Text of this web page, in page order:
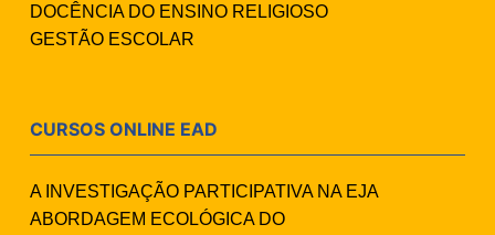
DOCÊNCIA DO ENSINO RELIGIOSO
GESTÃO ESCOLAR
CURSOS ONLINE EAD
A INVESTIGAÇÃO PARTICIPATIVA NA EJA
ABORDAGEM ECOLÓGICA DO